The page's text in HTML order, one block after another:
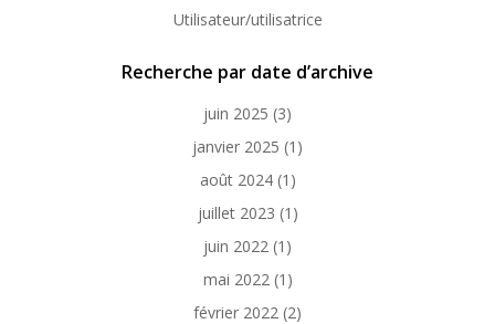
Utilisateur/utilisatrice
Recherche par date d’archive
juin 2025 (3)
janvier 2025 (1)
août 2024(1)
juillet 2023 (1)
juin 2022 (1)
mai 2022(1)
février 2022 (2)